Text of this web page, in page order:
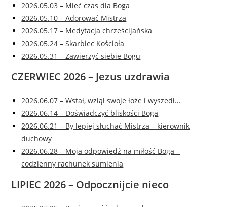
2026.05.03 – Mieć czas dla Boga
2026.05.10 – Adorować Mistrza
2026.05.17 – Medytacja chrześcijańska
2026.05.24 – Skarbiec Kościoła
2026.05.31 – Zawierzyć siebie Bogu
CZERWIEC 2026 – Jezus uzdrawia
2026.06.07 – Wstał, wziął swoje łoże i wyszedł…
2026.06.14 – Doświadczyć bliskości Boga
2026.06.21 – By lepiej słuchać Mistrza – kierownik
duchowy
2026.06.28 – Moja odpowiedź na miłość Boga –
codzienny rachunek sumienia
LIPIEC 2026 – Odpocznijcie nieco